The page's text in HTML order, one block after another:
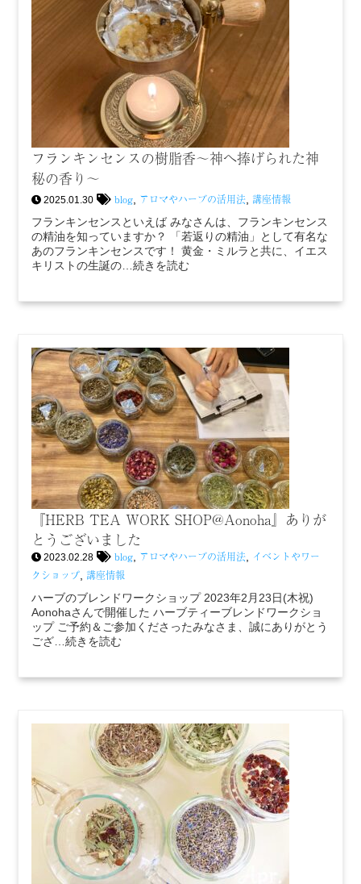
フランキンセンスの樹脂香～神へ捧げられた神
秘の香り～
2025.01.30 blog アロマやハーブの活用法 講座情報
フランキンセンスといえば みなさんは、フランキンセンス
の精油を知っていますか？ 「若返りの精油」として有名な
あのフランキンセンスです！ 黄金・ミルラと共に、イエス
キリストの生誕の…続きを読む
『HERB TEA WORK SHOP@Aonoha』ありが
とうございました
2023.02.28 blog アロマやハーブの活用法 イベントやワー
クショップ 講座情報
ハーブのブレンドワークショップ 2023年2月23日(木祝)
Aonohaさんで開催した ハーブティーブレンドワークショ
ップ ご予約＆ご参加くださったみなさま、誠にありがとう
ござ…続きを読む